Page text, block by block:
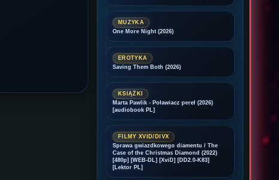
MUZYKA
One More Night (2026)
EROTYKA
Saving Them Both (2026)
KSIĄŻKI
Marta Pawlik - Poławiacz pereł (2026)
[audiobook PL]
FILMY XVID/DIVX
Sprawa gwiazdkowego diamentu / The
Case of the Christmas Diamond (2022)
[480p] [WEB-DL] [XviD] [DD2.0-K83]
[Lektor PL]